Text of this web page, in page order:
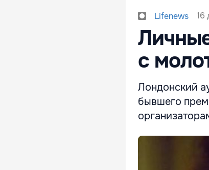
Lifenews 16
с
Лондонский
бывшего